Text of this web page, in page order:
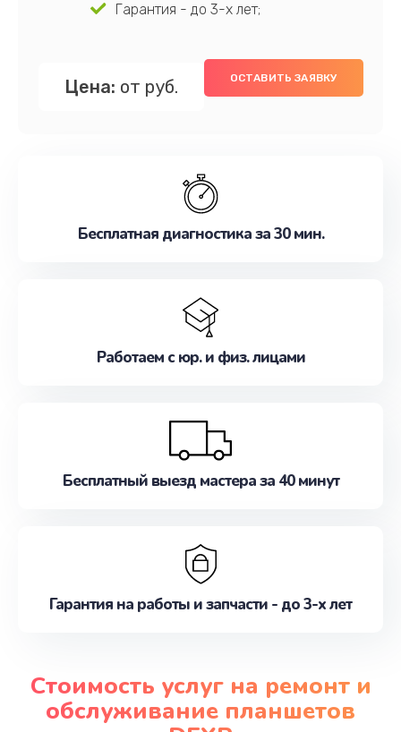
Гарантия - до 3-х лет;
Цена: от руб. ОСТАВИТЬ ЗАЯВКУ
Бесплатная диагностика за 30 мин.
Работаем с юр. и физ. лицами
Бесплатный выезд мастера за 40 минут
Гарантия на работы и запчасти - до 3-х лет
Стоимость услуг на ремонт и
обслуживание планшетов